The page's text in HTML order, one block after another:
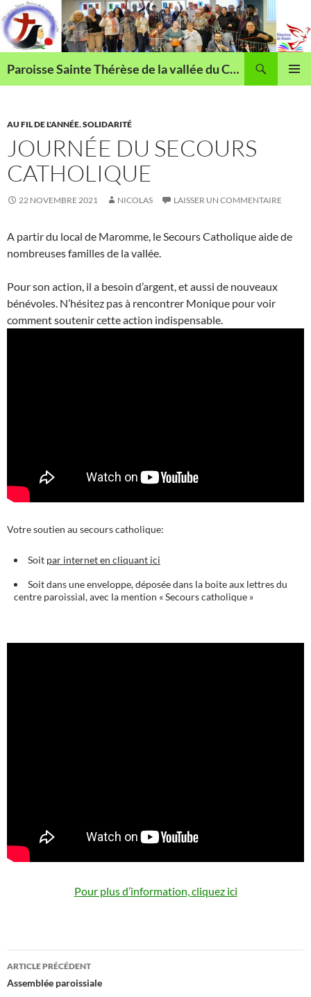
Aller
au
contenu
Paroisse Sainte Thérèse de la vallée du Cailly
AU FIL DE L'ANNÉE,SOLIDARITÉ
JOURNÉE DU SECOURS
CATHOLIQUE
22 NOVEMBRE 2021 NICOLAS LAISSER UN COMMENTAIRE
A partir du local de Maromme, le Secours Catholique aide de
nombreuses familles de la vallée.
Pour son action, il a besoin d’argent, et aussi de nouveaux
bénévoles. N’hésitez pas à rencontrer Monique pour voir
comment soutenir cette action indispensable.
Votre soutien au secours catholique:
Soit par internet en cliquant ici
Soit dans une enveloppe, déposée dans la boite aux lettres du
centre paroissial, avec la mention « Secours catholique »
Pour plus d’information, cliquez ici
Navigation
des
ARTICLE PRÉCÉDENT
Assemblée paroissiale